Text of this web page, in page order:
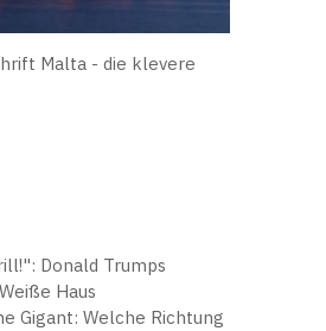
Malta - die klevere
Donald Trumps
Haus
Gigant: Welche Richtung